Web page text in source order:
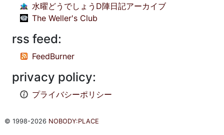
水曜どうでしょうD陣日記アーカイブ
The Weller's Club
rss feed:
FeedBurner
privacy policy:
プライバシーポリシー
© 1998-2026 NOBODY:PLACE